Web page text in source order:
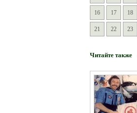
16 17 18
21 22 23
Читайте также